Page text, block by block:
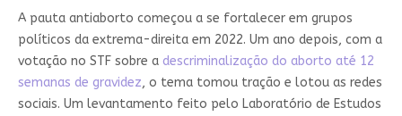
A pauta antiaborto começou a se fortalecer em grupos
políticos da extrema-direita em 2022. Um ano depois, com a
votação no STF sobre a descriminalização do aborto até 12
semanas de gravidez, o tema tomou tração e lotou as redes
sociais. Um levantamento feito pelo Laboratório de Estudos